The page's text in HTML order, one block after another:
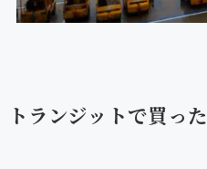
トランジットで買っ